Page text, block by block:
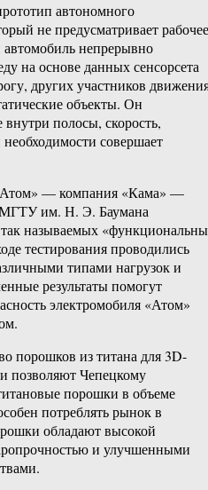
автономного
не предусматривает рабочее
непрерывно
на основе данных сенсорсета
других участников
объекты. Он
полосы, скорость,
совершает
— компания «Кама» —
МГТУ им. Н. Э. Баумана
называемых
тестирования проводились
типами нагрузок и
результаты помогут
электромобиля «Атом»
порошков из титана для 3D-
позволяют Чепецкому
порошки в объеме
потреблять рынок в
обладают высокой
и улучшенными